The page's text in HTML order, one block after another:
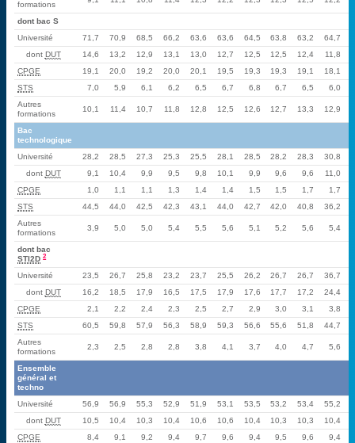
formations
dont bac S
Université
71,7 70,9 68,5 66,2 63,6 63,6 64,5 63,8 63,2 64,7
dont DUT 14,6 13,2 12,9 13,1 13,0 12,7 12,5 12,5 12,4 11,8
CPGE
19,1 20,0 19,2 20,0 20,1 19,5 19,3 19,3 19,1 18,1
STS
7,0 5,9 6,1 6,2 6,5 6,7 6,8 6,7 6,5
6,0
Autres
formations
10,1 11,4 10,7 11,8 12,8 12,5 12,6 12,7 13,3 12,9
Bac
technologique
Université
28,2 28,5 27,3 25,3 25,5 28,1 28,5 28,2 28,3 30,8
dont DUT 9,1 10,4 9,9 9,5 9,8 10,1 9,9 9,6 9,6 11,0
CPGE
1,0 1,1 1,1 1,3 1,4 1,4 1,5 1,5 1,7
1,7
STS
44,5 44,0 42,5 42,3 43,1 44,0 42,7 42,0 40,8 36,2
Autres
formations
3,9 5,0 5,0 5,4 5,5 5,6 5,1 5,2 5,6 5,4
dont bac
STI2D 2
Université 23,5 26,7 25,8 23,2 23,7 25,5 26,2 26,7 26,7 36,7
dont DUT 16,2 18,5 17,9 16,5 17,5 17,9 17,6 17,7 17,2 24,4
CPGE
2,1 2,2 2,4 2,3 2,5 2,7 2,9 3,0 3,1
3,8
STS
60,5 59,8 57,9 56,3 58,9 59,3 56,6 55,6 51,8 44,7
Autres
formations
2,3 2,5 2,8 2,8 3,8 4,1 3,7 4,0 4,7 5,6
Ensemble
général et
techno
Université
56,9 56,9 55,3 52,9 51,9 53,1 53,5 53,2 53,4 55,2
dont DUT 10,5 10,4 10,3 10,4 10,6 10,6 10,4 10,3 10,3 10,4
CPGE
8,4 9,1 9,2 9,4 9,7 9,6 9,4 9,5 9,6
9,4